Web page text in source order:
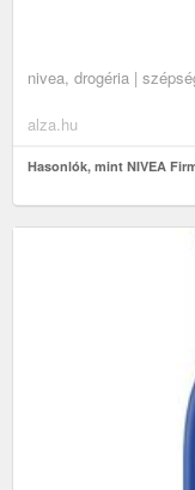
nivea, drogéria |
alza.hu
Hasonlók, mint NIVEA